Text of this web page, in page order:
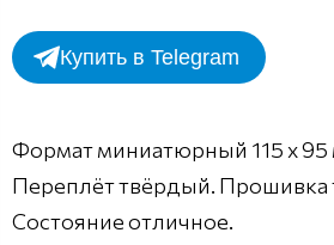
Купить в Telegram
Формат миниатюрный 115 х 95
Переплёт твёрдый. Прошивка
Состояние отличное.